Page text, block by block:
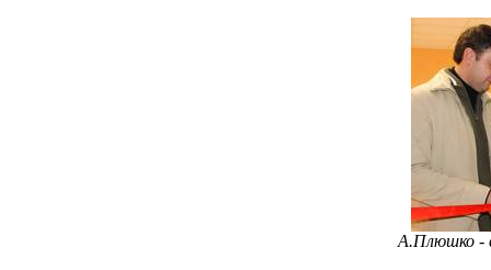
А.Плюшко -